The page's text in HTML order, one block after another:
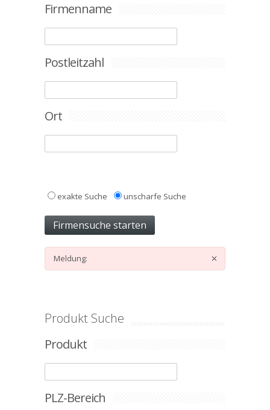
Firmenname
Postleitzahl
Ort
exakte Suche unscharfe Suche
Meldung:
Produkt Suche
Produkt
PLZ-Bereich